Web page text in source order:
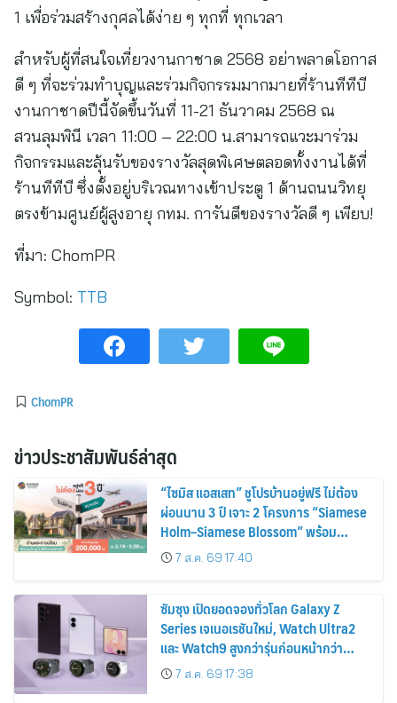
1 เพื่อร่วมสร้างกุศลได้ง่าย ๆ ทุกที่ ทุกเวลา
สำหรับผู้ที่สนใจเที่ยวงานกาชาด 2568 อย่าพลาดโอกาส
ดี ๆ ที่จะร่วมทำบุญและร่วมกิจกรรมมากมายที่ร้านทีทีบี
งานกาชาดปีนี้จัดขึ้นวันที่ 11-21 ธันวาคม 2568 ณ
สวนลุมพินี เวลา 11:00 – 22:00 น.สามารถแวะมาร่วม
กิจกรรมและลุ้นรับของรางวัลสุดพิเศษตลอดทั้งงานได้ที่
ร้านทีทีบี ซึ่งตั้งอยู่บริเวณทางเข้าประตู 1 ด้านถนนวิทยุ
ตรงข้ามศูนย์ผู้สูงอายุ กทม. การันตีของรางวัลดี ๆ เพียบ!
ที่มา: ChomPR
Symbol: TTB
ChomPR
ข่าวประชาสัมพันธ์ล่าสุด
“ไซมิส แอสเสท” ชูโปรบ้านอยู่ฟรี ไม่ต้อง
ผ่อนนาน 3 ปี เจาะ 2 โครงการ “Siamese
Holm–Siamese Blossom” พร้อม
ส่วนลดและสิทธิพิเศษถึง 31 สิงหาคม
2569
7 ส.ค. 69 17:40
ซัมซุง เปิดยอดจองทั่วโลก Galaxy Z
Series เจเนอเรชันใหม่, Watch Ultra2
และ Watch9 สูงกว่ารุ่นก่อนหน้ากว่า
30%7 ส.ค. 69 17:38